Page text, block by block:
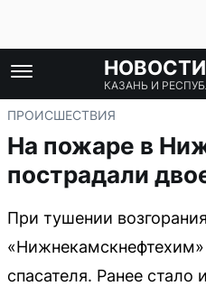
НОВОСТИ
КАЗАНЬ И
ПРОИСШЕСТВИЯ
На пожаре в
пострадали
При тушении
спасателя. Ранее стало